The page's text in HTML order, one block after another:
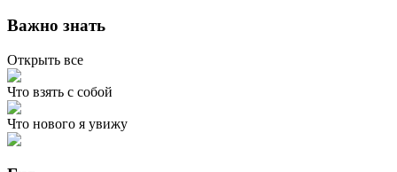
Важно знать
Открыть все
Что взять с собой
Что нового я увижу